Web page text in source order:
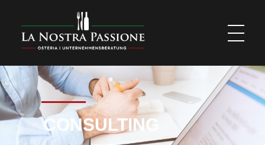
CONSULTING